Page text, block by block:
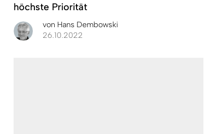
höchste Priorität
von Hans Dembowski
26.10.2022